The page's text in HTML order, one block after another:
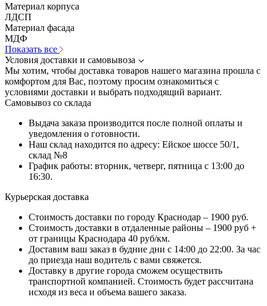
Материал корпуса
ЛДСП
Материал фасада
МДФ
Показать все
Условия доставки и самовывоза
Мы хотим, чтобы доставка товаров нашего магазина прошла с
комфортом для Вас, поэтому просим ознакомиться с
условиями доставки и выбрать подходящий вариант.
Самовывоз со склада
Выдача заказа производится после полной оплаты и
уведомления о готовности.
Наш склад находится по адресу: Ейское шоссе 50/1,
склад №8
График работы: вторник, четверг, пятница с 13:00 до
16:30.
Курьерская доставка
Стоимость доставки по городу Краснодар – 1900 руб.
Стоимость доставки в отдаленные районы – 1900 руб +
от границы Краснодара 40 руб/км.
Доставим ваш заказ в будние дни с 14:00 до 22:00. За час
до приезда наш водитель с вами свяжется.
Доставку в другие города сможем осуществить
транспортной компанией. Стоимость будет рассчитана
исходя из веса и объема вашего заказа.